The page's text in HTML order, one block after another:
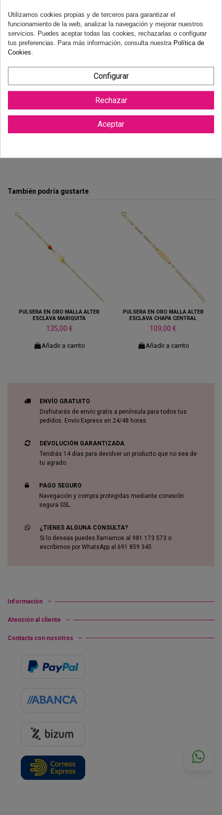
También podría gustarte
PULSERA EN ORO MALLA ALTER
ESCLAVA MARIQUITA
135,00 €
Añadir a carrito
PULSERA EN ORO MALLA ALTER
ESCLAVA CHAPA CENTRAL
109,00 €
Añadir a carrito
ENVÍO GRATUITO
Disfrutarás de envío gratis a península para todos tus
pedidos. Envío Express en 24/48 horas.
DEVOLUCIÓN GARANTIZADA
Tendrás 14 días para devolver un producto que no sea de
tu agrado.
PAGO SEGURO
Navegación y compra protegidas mediante conexión
segura SSL.
¿TIENES ALGUNA CONSULTA?
Si lo deseas puedes llamarnos al 981 173 573 o
escribirnos por WhatsApp al 691 859 345.
Información
Atención al cliente
Contacta con nosotros
Utilizamos cookies propias y de terceros para garantizar el
funcionamiento de la web, analizar la navegación y mejorar nuestros
servicios. Puedes aceptar todas las cookies, rechazarlas o configurar
tus preferencias. Para más información, consulta nuestra Política de
Cookies
Configurar
Rechazar
Aceptar